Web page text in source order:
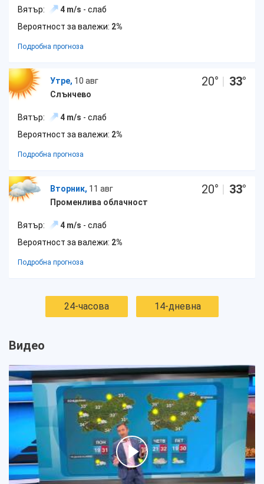
Вятър: 4 m/s - слаб
Вероятност за валежи: 2%
Подробна прогноза
Утре, 10 авг
Слънчево
20° | 33°
Вятър: 4 m/s - слаб
Вероятност за валежи: 2%
Подробна прогноза
Вторник, 11 авг
Променлива облачност
20° | 33°
Вятър: 4 m/s - слаб
Вероятност за валежи: 2%
Подробна прогноза
24-часова 14-дневна
Видео